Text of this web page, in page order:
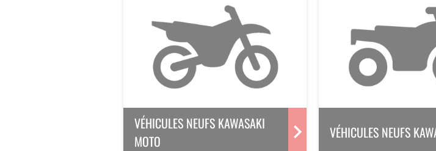
VÉHICULES NEUFS KAWASAKI
MOTO
VÉHICULES NEUFS